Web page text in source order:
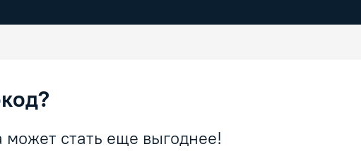
может стать еще выгоднее!